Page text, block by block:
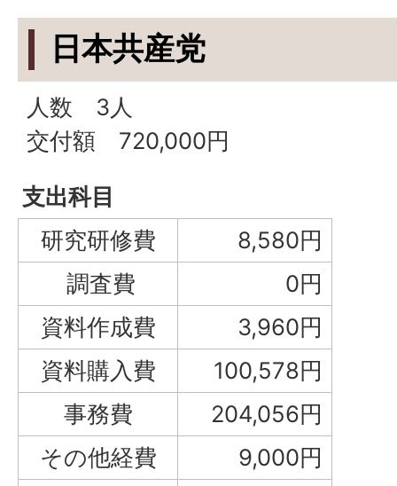
日本共産党
人数 3人
交付額 720,000円
支出科目
研究研修費
8,580円
調査費
0円
資料作成費
3,960円
資料購入費
100,578円
事務費
204,056円
その他経費
9,000円